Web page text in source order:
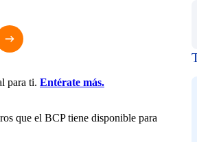
para ti. Entérate más.
que el BCP tiene disponible para